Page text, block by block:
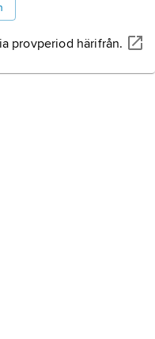
provperiod härifrån.